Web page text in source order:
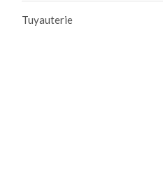
économie d’énergie
30 avril 2026
Tuyauterie